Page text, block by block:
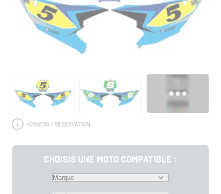
+D'INFOS / RÉSERVATION
CHOISIS UNE MOTO COMPATIBLE :